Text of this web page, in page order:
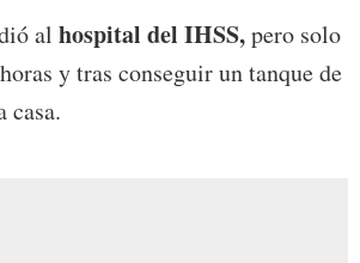
al hospital del IHSS,pero solo
y tras conseguir un tanque de
casa.